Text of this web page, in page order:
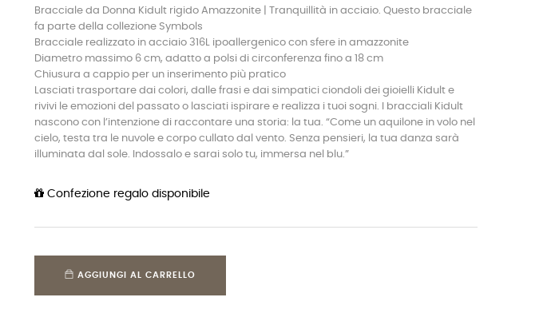
Bracciale da Donna Kidult rigido Amazzonite | Tranquillità in acciaio. Questo bracciale
fa parte della collezione Symbols
Bracciale realizzato in acciaio 316L ipoallergenico con sfere in amazzonite
Diametro massimo 6 cm, adatto a polsi di circonferenza fino a 18 cm
Chiusura a cappio per un inserimento più pratico
Lasciati trasportare dai colori, dalle frasi e dai simpatici ciondoli dei gioielli Kidult e
rivivi le emozioni del passato o lasciati ispirare e realizza i tuoi sogni. I bracciali Kidult
nascono con l’intenzione di raccontare una storia: la tua. “Come un aquilone in volo nel
cielo, testa tra le nuvole e corpo cullato dal vento. Senza pensieri, la tua danza sarà
illuminata dal sole. Indossalo e sarai solo tu, immersa nel blu.”
Confezione regalo disponibile
AGGIUNGI AL CARRELLO